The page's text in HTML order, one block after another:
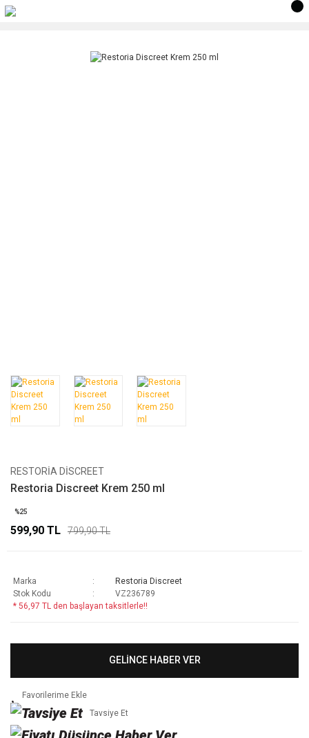
RESTORIA DISCREET
Restoria Discreet Krem 250 ml
%25
599,90 TL 799,90 TL
Marka
Restoria Discreet
Stok Kodu
VZ236789
* 56,97 TL den başlayan taksitlerle!!
GELİNCE HABER VER
Tavsiye Et